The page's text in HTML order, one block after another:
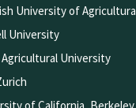
University of
University
Agricultural University